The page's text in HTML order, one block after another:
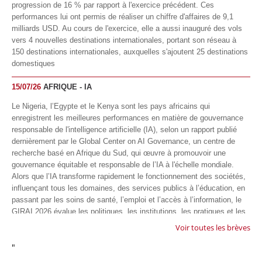
progression de 16 % par rapport à l'exercice précédent. Ces
performances lui ont permis de réaliser un chiffre d'affaires de 9,1
milliards USD. Au cours de l'exercice, elle a aussi inauguré des vols
vers 4 nouvelles destinations internationales, portant son réseau à
150 destinations internationales, auxquelles s'ajoutent 25 destinations
domestiques
15/07/26 AFRIQUE - IA
Le Nigeria, l’Egypte et le Kenya sont les pays africains qui
enregistrent les meilleures performances en matière de gouvernance
responsable de l'intelligence artificielle (IA), selon un rapport publié
dernièrement par le Global Center on AI Governance, un centre de
recherche basé en Afrique du Sud, qui œuvre à promouvoir une
gouvernance équitable et responsable de l’IA à l'échelle mondiale.
Alors que l’IA transforme rapidement le fonctionnement des sociétés,
influençant tous les domaines, des services publics à l’éducation, en
passant par les soins de santé, l’emploi et l’accès à l’information, le
GIRAI 2026 évalue les politiques, les institutions, les pratiques et les
conditions générales de gouvernance qui favorisent un déploiement
technologie.
Voir toutes les brèves
"